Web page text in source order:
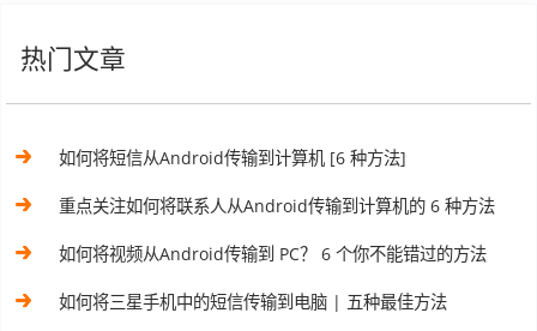
热门文章
如何将短信从Android传输到计算机 [6 种方法]
重点关注如何将联系人从Android传输到计算机的 6 种方法
如何将视频从Android传输到 PC？ 6 个你不能错过的方法
如何将三星手机中的短信传输到电脑 | 五种最佳方法